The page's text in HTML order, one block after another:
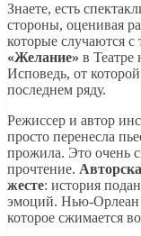
Знаете, есть
стороны, оценивая
которые случаются с
«Желание» в
Исповедь, от
последнем ряду.
Режиссер и автор
просто перенесла
прожила. Это очень
прочтение.
жесте: история
эмоций. Нью-Орлеан
которое сжимается